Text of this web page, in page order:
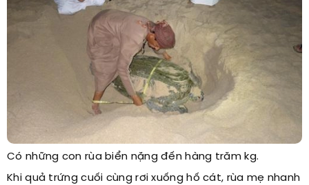
Có những con rùa biển nặng đến hàng trăm kg.
Khi quả trứng cuối cùng rơi xuống hố cát, rùa mẹ nhanh